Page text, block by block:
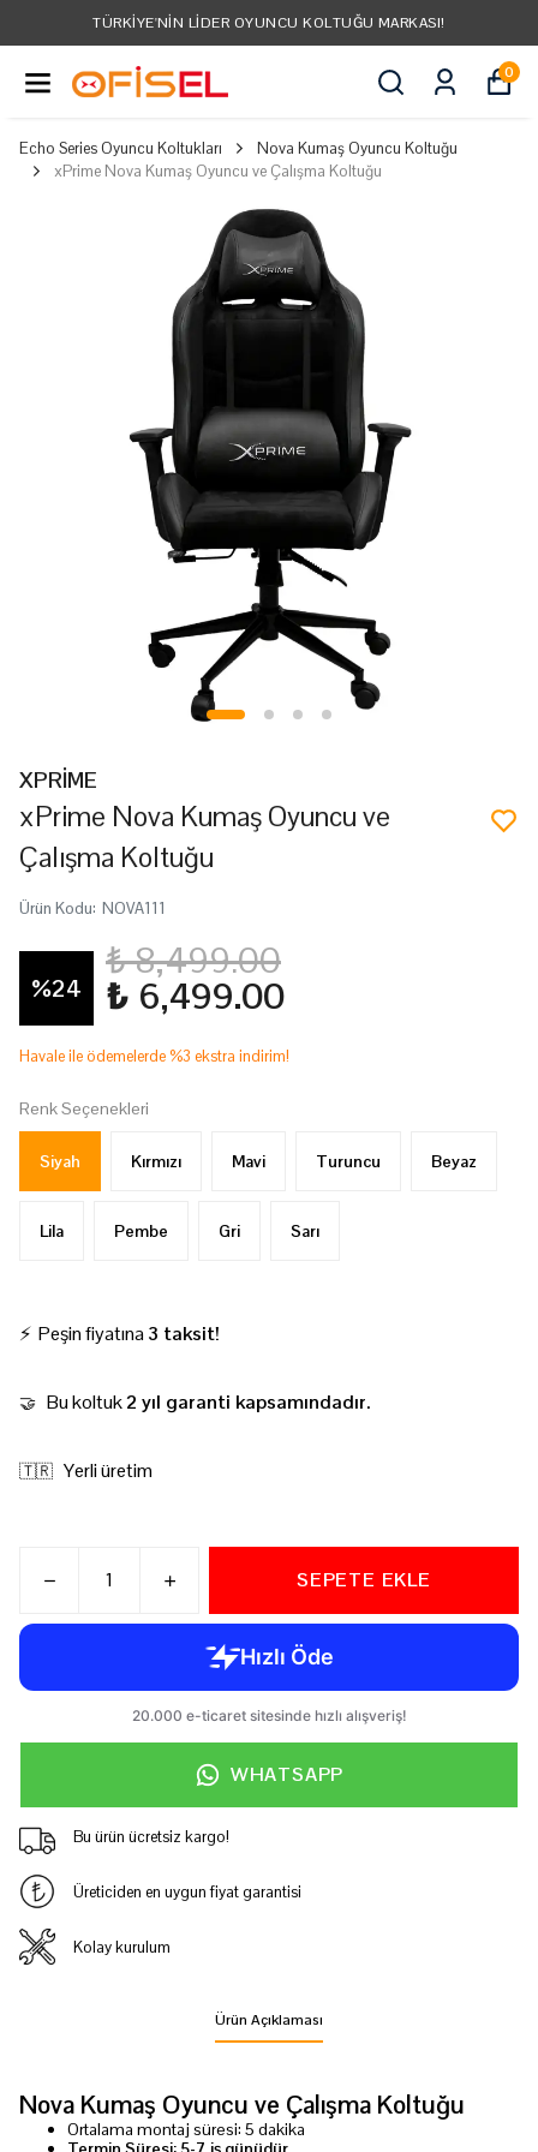
TÜRKIYE'NIN LIDER OYUNCU KOLTUĞU MARKASI!
0
Echo Series Oyuncu Koltukları
Nova Kumaş Oyuncu Koltuğu
xPrime Nova Kumaş Oyuncu ve Çalışma Koltuğu
XPRİME
xPrime Nova Kumaş Oyuncu ve
Çalışma Koltuğu
Ürün Kodu: NOVA111
%24
₺ 8,499.00
₺ 6,499.00
Havale ile ödemelerde %3 ekstra indirim!
Renk Seçenekleri
Siyah Kırmızı Mavi Turuncu Beyaz
Lila Pembe Gri Sarı
⚡ Peşin fiyatına 3 taksit!
🤝 Bu koltuk2 yıl garanti kapsamındadır.
🇹🇷 Yerli üretim
SEPETE EKLE
WHATSAPP
Bu ürün ücretsiz kargo!
Üreticiden en uygun fiyat garantisi
Kolay kurulum
Ürün Açıklaması
Nova Kumaş Oyuncu ve Çalışma Koltuğu
Ortalama montaj süresi: 5 dakika